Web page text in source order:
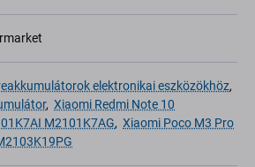
elektronikai eszközökhöz,
, Xiaomi Redmi Note 10
M2101K7AG, Xiaomi Poco M3 Pro